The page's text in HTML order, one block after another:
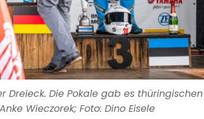
Dreieck. Die Pokale gab es thüringischen
Wieczorek; Foto: Dino Eisele